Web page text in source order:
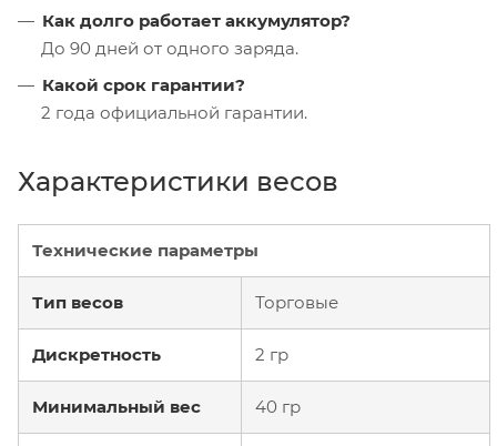
Как долго работает аккумулятор?
До 90 дней от одного заряда.
Какой срок гарантии?
2 года официальной гарантии.
Характеристики весов
Технические параметры
Тип весов Торговые
Дискретность 2 гр
Минимальный вес 40 гр